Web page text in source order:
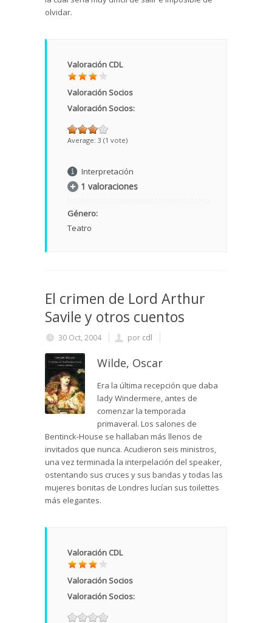
olvidar.
Valoración CDL
Valoración Socios
Valoración Socios:
Average: 3 (1 vote)
Interpretación
1 valoraciones
Género:
Teatro
El crimen de Lord Arthur
Savile y otros cuentos
30 Oct, 2004 por cdl
Wilde, Oscar
Era la última recepción que daba
lady Windermere, antes de
comenzar la temporada
primaveral. Los sa­lones de
Bentinck-House se hallaban más llenos de
invitados que nunca. Acudieron seis ministros,
una vez ter­minada la interpelación del speaker,
ostentando sus cruces y sus bandas y todas las
mujeres bonitas de Lon­dres lucían sus toilettes
más elegantes.
Valoración CDL
Valoración Socios
Valoración Socios: